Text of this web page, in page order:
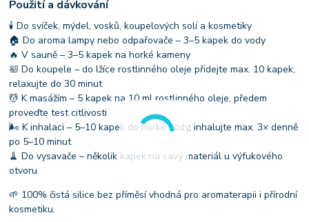
Použití a dávkování
🕯 Do svíček, mýdel, vosků, koupelových solí a kosmetiky
🏠 Do aroma lampy nebo odpařovače – 3–5 kapek do vody
🔥 V sauně – 3–5 kapek na horké kameny
🛀 Do koupele – do lžíce rostlinného oleje přidejte max. 10 kapek,
relaxujte do 30 minut
💆 K masážím – 5 kapek na 10 ml rostlinného oleje, předem
proveďte test citlivosti
🌬 K inhalaci – 5–10 kapek do horké vody, inhalujte max. 3× denně
po 5–10 minut
🧹 Do vysavače – několik kapek na savý materiál u výfukového
otvoru
🌱 100% čistá silice bez příměsí vhodná pro aromaterapii i přírodní
kosmetiku.